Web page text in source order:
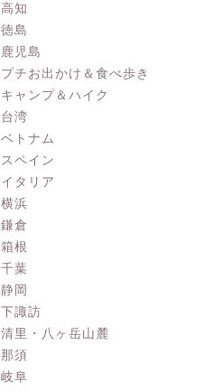
高知
徳島
鹿児島
プチお出かけ＆食べ歩き
キャンプ＆ハイク
台湾
ベトナム
スペイン
イタリア
横浜
鎌倉
箱根
千葉
静岡
下諏訪
清里・八ヶ岳山麓
那須
岐阜